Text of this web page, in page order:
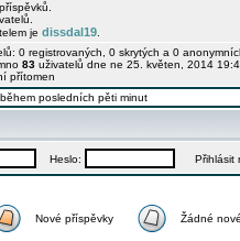
příspěvků.
je dissdal19
0 registrovaných, 0 skrytých a 0
83 uživatelů dne ne 25. květen, 2014
přítomen
posledních pěti minut
Heslo: Přihlásit
Nové příspěvky Žádné